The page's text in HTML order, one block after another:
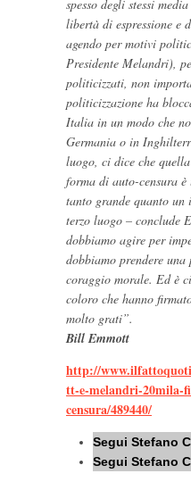
spesso degli stessi
libertà di espressione e
agendo per motivi
Presidente Melandri),
politicizzati, non
politicizzazione ha
Italia in un modo che
Germania o in
luogo, ci dice che
forma di auto-censura
tanto grande quanto un
terzo luogo – conclude
dobbiamo agire per
dobbiamo prendere una
coraggio morale. Ed è
coloro che hanno
molto grati”.
Bill Emmott
http://
tt-e-melandri-20mila-
censura/489440/
Segui Stefano
Segui Stefano